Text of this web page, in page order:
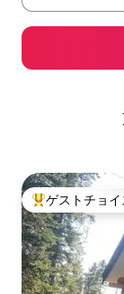
大好評のゲス
ゲストチョイ